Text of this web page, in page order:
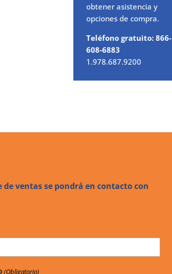
obtener asistencia y
opciones de compra.
Teléfono gratuito: 866-
608-6883
1.978.687.9200
ventas se pondrá en contacto con
(Obligatorio)